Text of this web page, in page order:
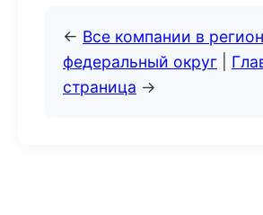
← Все компании в
федеральный округ
страница →